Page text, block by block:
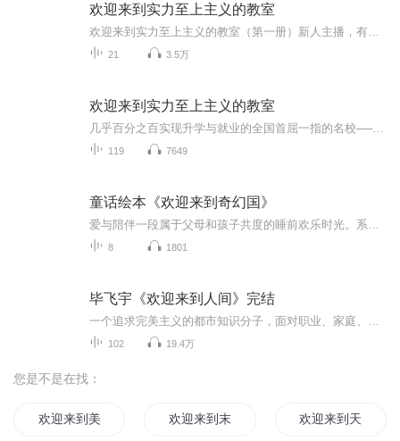
欢迎来到实力至上主义的教室
21 3.5万
欢迎来到实力至上主义的教室
几乎百分之百实现升学与就业的全国首屈一指的名校──高度育成高中。这间学校使用了最先进的设备，而且每个月还会给予学生价值10万日元的点数，也允许自由选择发型和携带私人物品。简直就是一个乐园般的学校。然而其真面目却是——唯有优秀者才能享受优待...
119 7649
童话绘本《欢迎来到奇幻国》
8 1801
毕飞宇《欢迎来到人间》完结
102 19.4万
您是不是在找：
欢迎来到美少女游戏的世界欢迎来到末日地球 欢迎来到天堂